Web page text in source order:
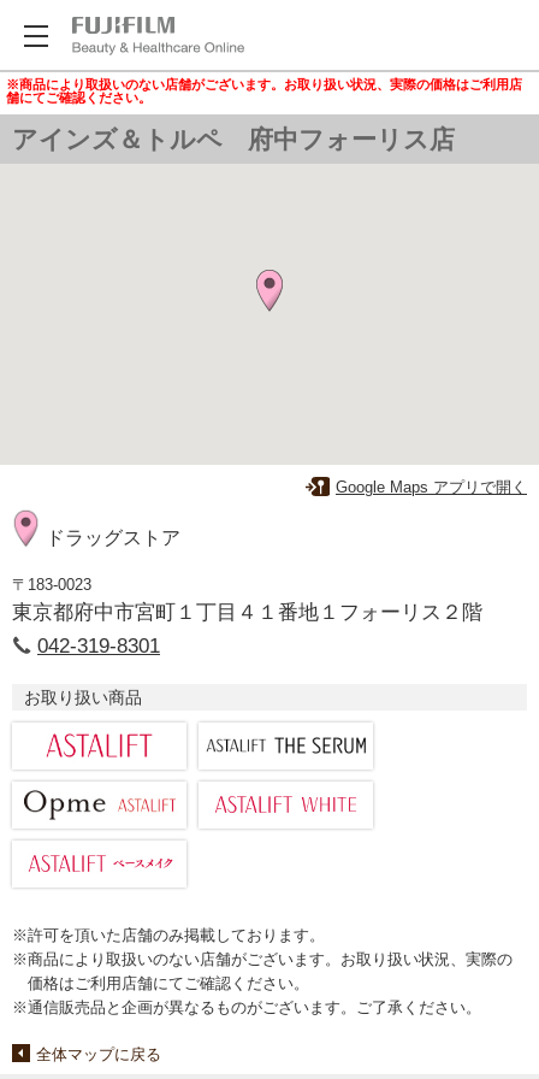
※商品により取扱いのない店舗がございます。お取り扱い状況、実際の価格はご利用店
舗にてご確認ください。
アインズ＆トルペ 府中フォーリス店
Google Maps アプリで開く
ドラッグストア
〒183-0023
東京都府中市宮町１丁目４１番地１フォーリス２階
042-319-8301
お取り扱い商品
※許可を頂いた店舗のみ掲載しております。
※商品により取扱いのない店舗がございます。お取り扱い状況、実際の
価格はご利用店舗にてご確認ください。
※通信販売品と企画が異なるものがございます。ご了承ください。
全体マップに戻る